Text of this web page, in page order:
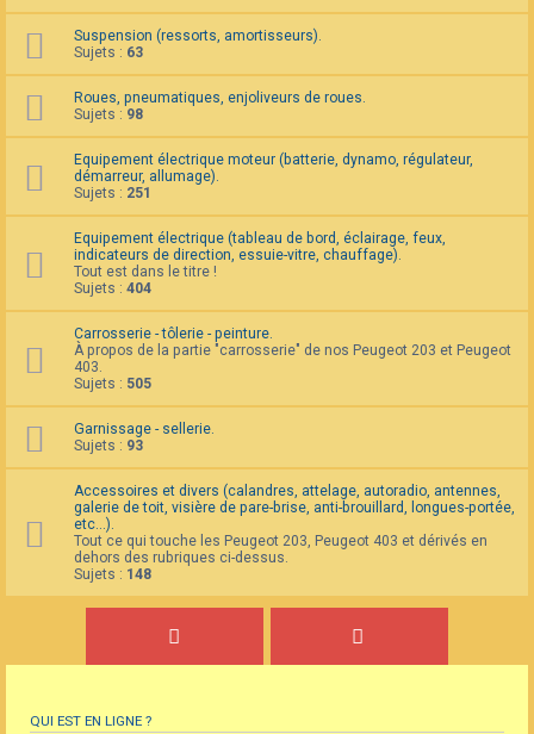
Suspension (ressorts, amortisseurs).
Sujets : 63
Roues, pneumatiques, enjoliveurs de roues.
Sujets : 98
Equipement électrique moteur (batterie, dynamo, régulateur,
démarreur, allumage).
Sujets : 251
Equipement électrique (tableau de bord, éclairage, feux,
indicateurs de direction, essuie-vitre, chauffage).
Tout est dans le titre !
Sujets : 404
Carrosserie - tôlerie - peinture.
À propos de la partie "carrosserie" de nos Peugeot 203 et Peugeot
403.
Sujets : 505
Garnissage - sellerie.
Sujets : 93
Accessoires et divers (calandres, attelage, autoradio, antennes,
galerie de toit, visière de pare-brise, anti-brouillard, longues-portée,
etc...).
Tout ce qui touche les Peugeot 203, Peugeot 403 et dérivés en
dehors des rubriques ci-dessus.
Sujets : 148
QUI EST EN LIGNE ?